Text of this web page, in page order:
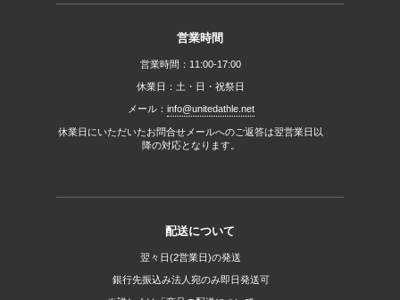
営業時間
営業時間：11:00-17:00
休業日：土・日・祝祭日
メール： info@unitedathle.net
休業日にいただいたお問合せメールへのご返答は翌営業日以
降の対応となります。
配送について
翌々日(2営業日)の発送
銀行先振込み法人宛のみ即日発送可